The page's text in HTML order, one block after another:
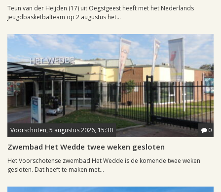
Teun van der Heijden (17) uit Oegstgeest heeft met het Nederlands
jeugdbasketbalteam op 2 augustus het...
Voorschoten, 5 augustus 2026, 15:30 0
Zwembad Het Wedde twee weken gesloten
Het Voorschotense zwembad Het Wedde is de komende twee weken
gesloten. Dat heeft te maken met...